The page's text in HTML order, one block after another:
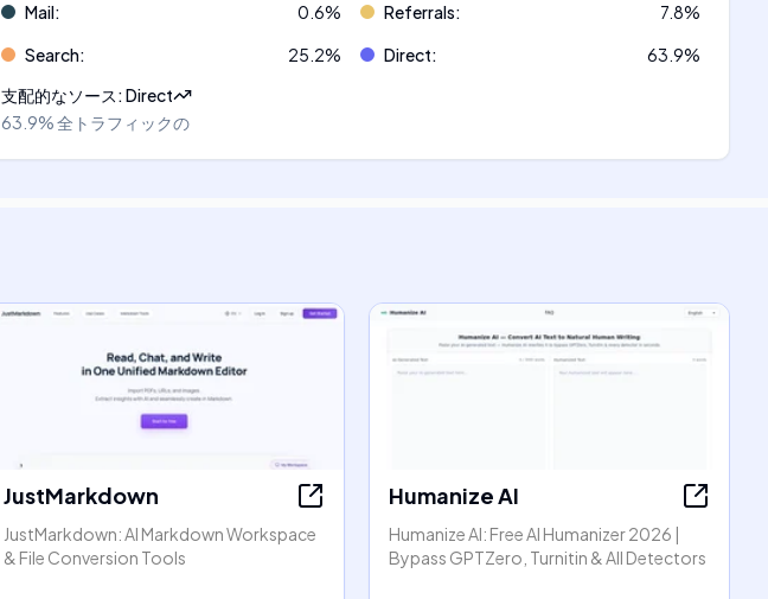
Mail: 0.6% Referrals: 7.8%
Search: 25.2% Direct: 63.9%
支配的なソース:Direct
63.9%全トラフィックの
JustMarkdown
JustMarkdown: AI Markdown Workspace
& File Conversion Tools
Humanize AI
Humanize AI: Free AI Humanizer 2026 |
Bypass GPTZero, Turnitin & All Detectors